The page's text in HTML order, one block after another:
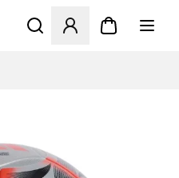
Ανοίγει ένα Modal για να